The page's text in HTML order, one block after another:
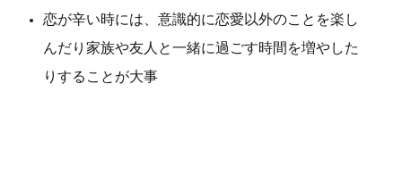
恋が辛い時には、意識的に恋愛以外のことを楽し
んだり家族や友人と一緒に過ごす時間を増やした
りすることが大事